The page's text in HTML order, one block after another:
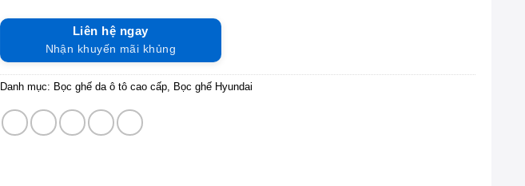
Liên hệ ngay
Nhận khuyến mãi khủng
Danh mục: Bọc ghế da ô tô cao cấp, Bọc ghế Hyundai